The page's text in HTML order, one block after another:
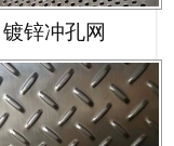
镀锌冲孔网